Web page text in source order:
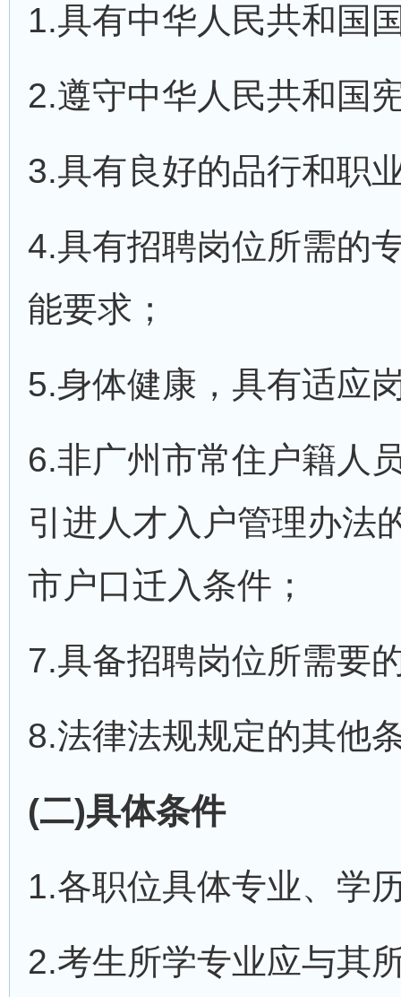
1.具有中华人民共和国
2.遵守中华人民共和国
3.具有良好的品行和职
4.具有招聘岗位所需的
能要求；
5.身体健康，具有适应
6.非广州市常住户籍人
引进人才入户管理办法
市户口迁入条件；
7.具备招聘岗位所需要
8.法律法规规定的其他
(二)具体条件
1.各职位具体专业、学
2.考生所学专业应与其